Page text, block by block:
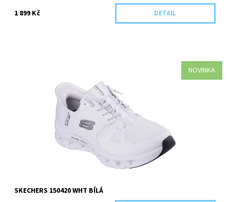
1 899 Kč
DETAIL
NOVINKA
Kategorie: Dospělá obuv Barva: Bílá Materiál: Textilní Pro koho:
Dámská/dívčí
Skladem 1 ks
5925/36
SKECHERS 150420 WHT BÍLÁ